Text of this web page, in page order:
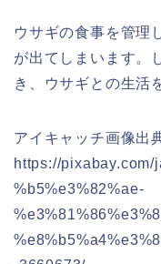
ウサギの食事を管理
が出てしまいます。
き、ウサギとの生活
アイキャッチ画像出
https://pixabay.com/
%b5%e3%82%ae-